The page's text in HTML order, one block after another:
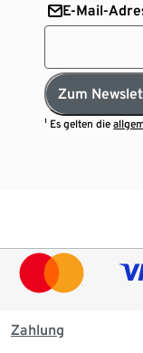
E-Mail-
Zum
¹ Es gelten die
Zahlung